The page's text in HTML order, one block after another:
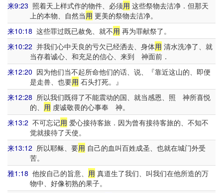
来9:23 照着天上样式作的物件、必须用 这些祭物去洁净．但那天
上的本物、自然当用 更美的祭物去洁净。
来10:18 这些罪过既已赦免、就不用 再为罪献祭了。
来10:22 并我们心中天良的亏欠已经洒去、身体用 清水洗净了、就
当存着诚心、和充足的信心、来到 神面前．
来12:20 因为他们当不起所命他们的话、说、『靠近这山的、即便
是走兽、也要用 石头打死。』
来12:28 所以我们既得了不能震动的国、就当感恩、照 神所喜悦
的、 用 虔诚敬畏的心事奉 神。
来13:2 不可忘记用 爱心接待客旅．因为曾有接待客旅的、不知不
觉就接待了天使。
来13:12 所以耶稣、要用 自己的血叫百姓成圣、也就在城门外受
苦。
雅1:18 他按自己的旨意、 用 真道生了我们、叫我们在他所造的万
物中、好像初熟的果子。